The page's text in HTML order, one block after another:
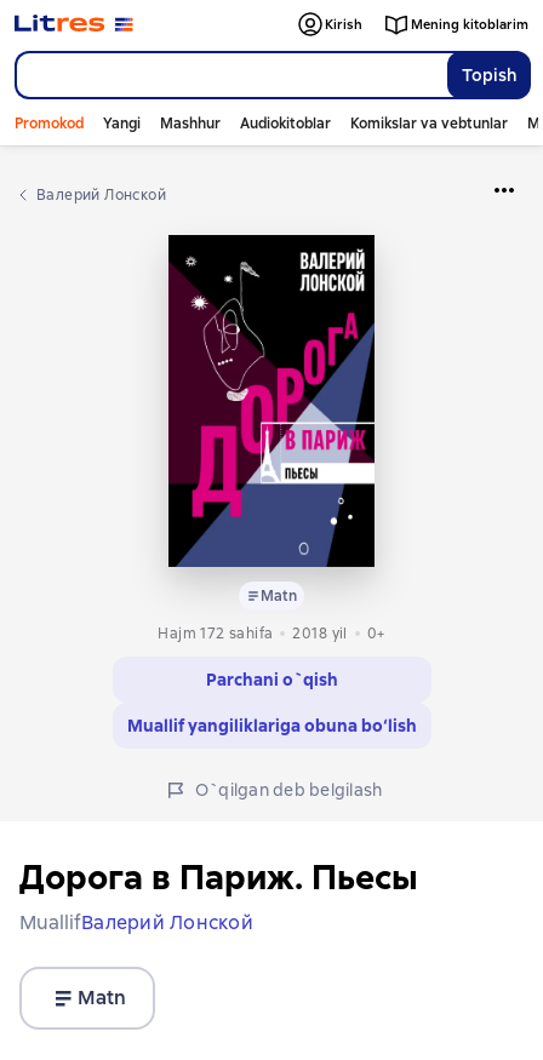
Topish
Kirish Mening kitoblarim
Promokod Yangi Mashhur Audiokitoblar Komikslar va vebtunlar
Валерий Лонской
Matn
Hajm 172 sahifa
2018 yil 0+
Parchani o`qish
Muallif yangiliklariga obuna bo‘lish
O`qilgan deb belgilash
Дорога в Париж. Пьесы
MuallifВалерий Лонской
Matn